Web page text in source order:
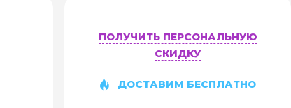
ПОЛУЧИТЬ ПЕРСОНАЛЬНУЮ
СКИДКУ
ДОСТАВИМ БЕСПЛАТНО